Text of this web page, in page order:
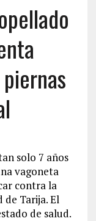
solo 7 años
vagoneta
contra la
de Tarija. El
de salud.